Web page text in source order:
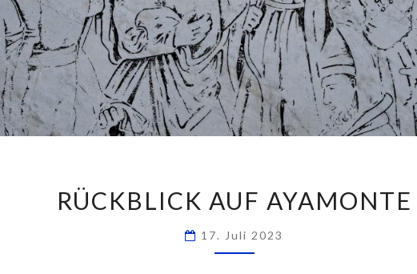
AUF
AYAMONTE
RÜCKBLICK AUF AYAMONTE
17. Juli 2023